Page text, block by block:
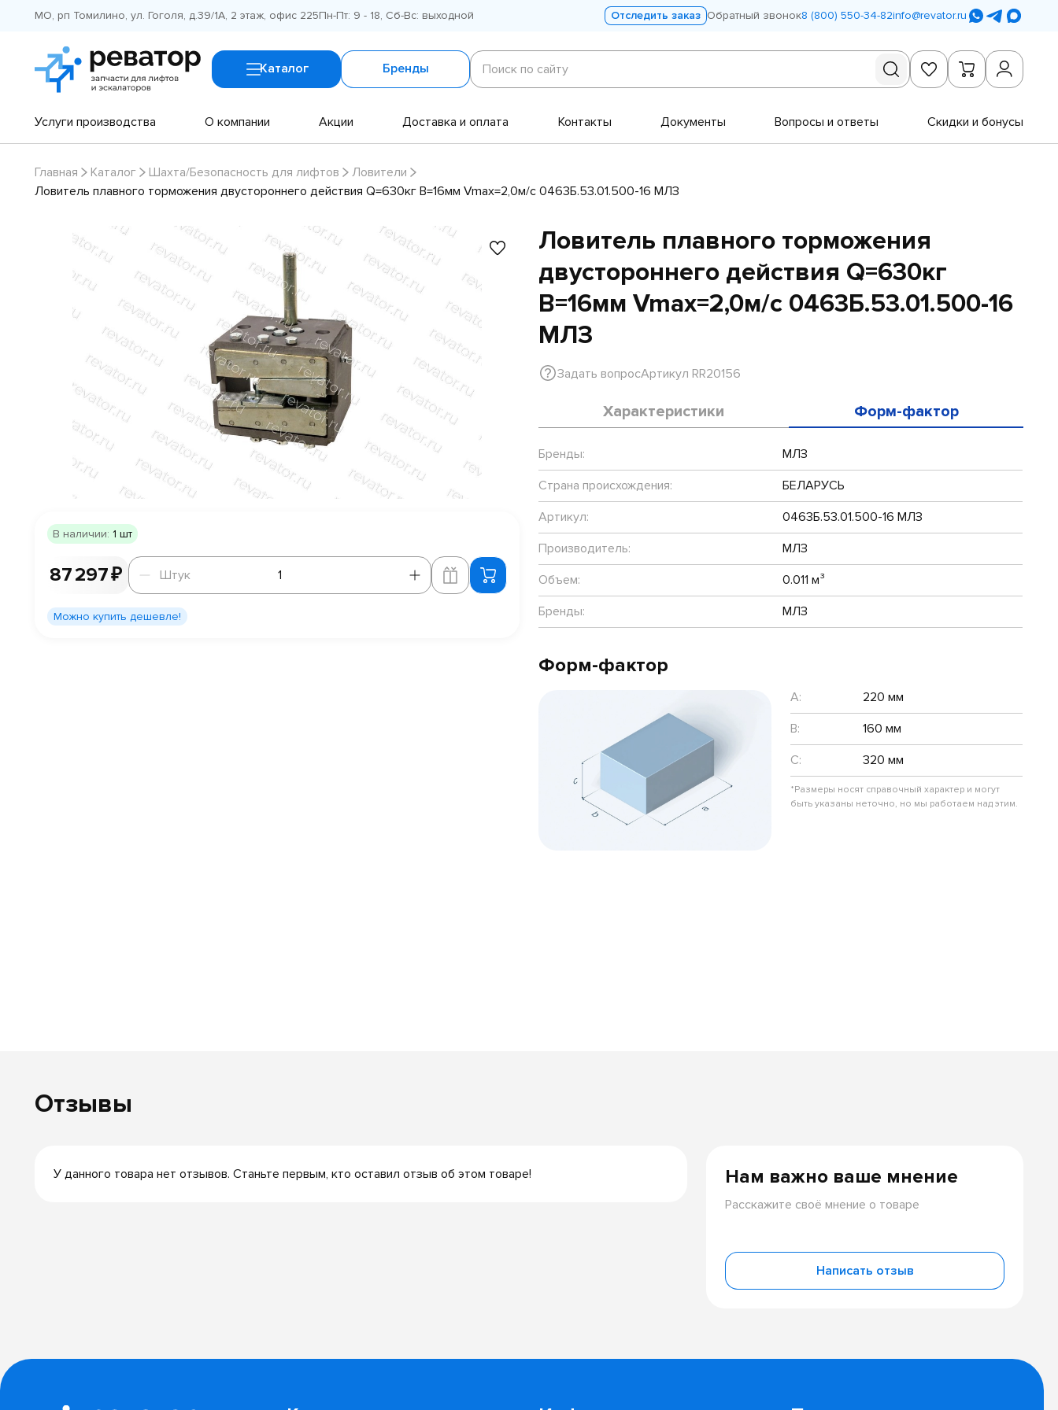
МО, рп Томилино, ул. Гоголя, д.39/1А, 2 этаж, офис 225Пн-Пт: 9 - 18, Сб-Вс: выходной Отследить заказ Обратный звонок8 (800) 550-34-82info@revator.ru
Каталог Бренды
Поиск
по
сайту
Поиск по сайту
Услуги производства О компании Акции Доставка и оплата Контакты Документы Вопросы и ответы Скидки и бонусы
Главная Каталог Шахта/Безопасность для лифтов
Ловители
Ловитель плавного торможения двустороннего действия Q=630кг B=16мм Vmax=2,0м/с 0463Б.53.01.500-16 МЛЗ
Ловитель плавного торможения
двустороннего действия Q=630кг
B=16мм Vmax=2,0м/с 0463Б.53.01.500-16
МЛЗ
Задать вопросАртикул RR20156
В наличии: 1 шт
87 297 ₽
Штук
Штук
Можно купить дешевле!
Характеристики Форм-фактор
Бренды:
МЛЗ
Страна происхождения:
БЕЛАРУСЬ
Артикул:
0463Б.53.01.500-16 МЛЗ
Производитель:
МЛЗ
Объем:
0.011 м³
Бренды:
МЛЗ
Форм-фактор
A:
220 мм
B:
160 мм
C:
320 мм
*Размеры носят справочный характер и могут
быть указаны неточно, но мы работаем над этим.
Отзывы
У данного товара нет отзывов. Станьте первым, кто оставил отзыв об этом товаре! Нам важно ваше мнение
Расскажите своё мнение о товаре
Написать отзыв